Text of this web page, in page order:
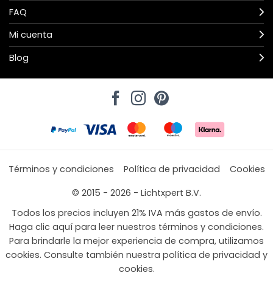
FAQ
Mi cuenta
Blog
Términos y condiciones Política de privacidad
Cookies
© 2015 - 2026 - Lichtxpert B.V.
Todos los precios incluyen 21% IVA más gastos de envío.
Haga clic aquí para leer nuestros términos y condiciones.
Para brindarle la mejor experiencia de compra, utilizamos
cookies. Consulte también nuestra política de privacidad y
cookies.